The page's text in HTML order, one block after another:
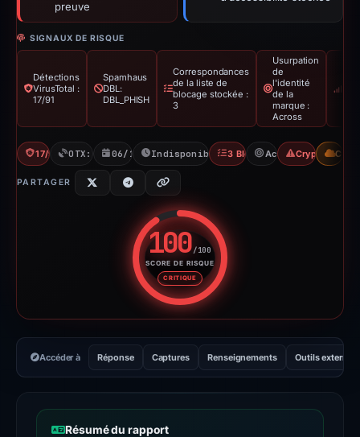
preuve
SIGNAUX DE RISQUE
Détections
VirusTotal :
17/91
Spamhaus
DBL:
DBL_PHISH
Correspondances
de la liste de
blocage stockée :
3
Usurpation
de
l'identité
de la
marque :
Across
17/91 VTOTX: 17 refs06/12/2025Indisponible depuis 19/02/2026
3 BlocklistsAcrossCrypto Scam
CDN
PARTAGER
100/100
SCORE DE RISQUE
CRITIQUE
Score de risque : 100 sur
Accéder à Réponse Captures Renseignements Outils externes
Résumé du rapport